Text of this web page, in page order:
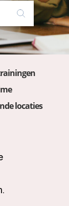
locaties